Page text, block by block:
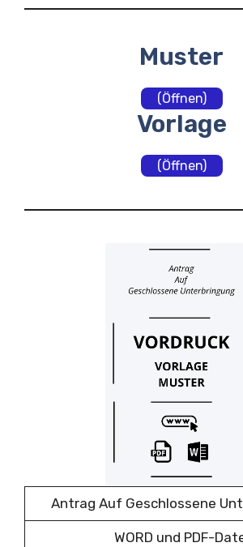
Muster
(Öffnen)
Vorlage
(Öffnen)
Antrag Auf Geschlossene
WORD und PDF-